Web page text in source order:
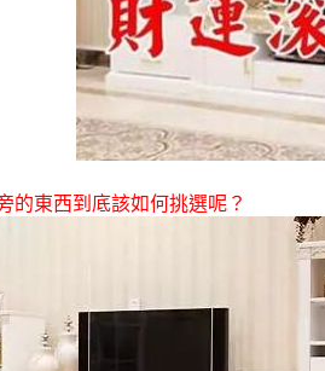
的東西到底該如何挑選呢？